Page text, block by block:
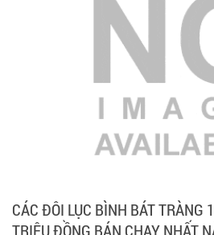
CÁC ĐÔI LỤC BÌNH BÁT TRÀNG
TRIỆU ĐỒNG BÁN CHẠY NHẤT